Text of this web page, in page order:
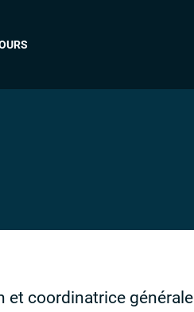
et coordinatrice générale